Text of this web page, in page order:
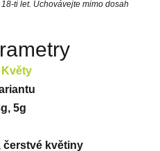
ti let. Uchovávejte mimo dosah
Květy
5g
čerstvé květiny